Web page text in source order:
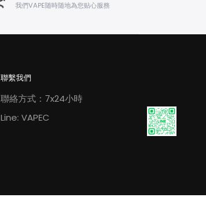
我們VAPE随時随地為您贴心服務
聯繫我們
聯絡方式：7x24小時
Line: VAPEC